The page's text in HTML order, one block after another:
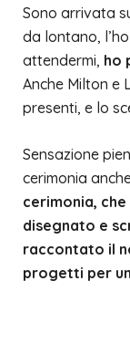
Sono arrivata
da lontano,
attendermi, ho
Anche Milton e
presenti, e lo
Sensazione
cerimonia
cerimonia,
disegnato e
raccontato il
progetti per